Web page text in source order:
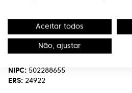
Chamada para a rede fixa nacional.
optivisao@optivisao.pt
NIPC: 502288655
ERS: 24922
Aceitar todos
Não, ajustar